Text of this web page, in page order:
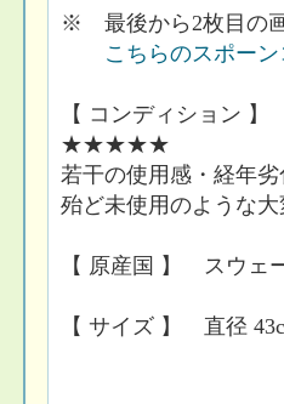
※ 最後から2枚目の
こちらのスポー
【 コンディション 】
★★★★★
若干の使用感・経年
殆ど未使用のような
【 原産国 】 スウェ
【 サイズ 】 直径